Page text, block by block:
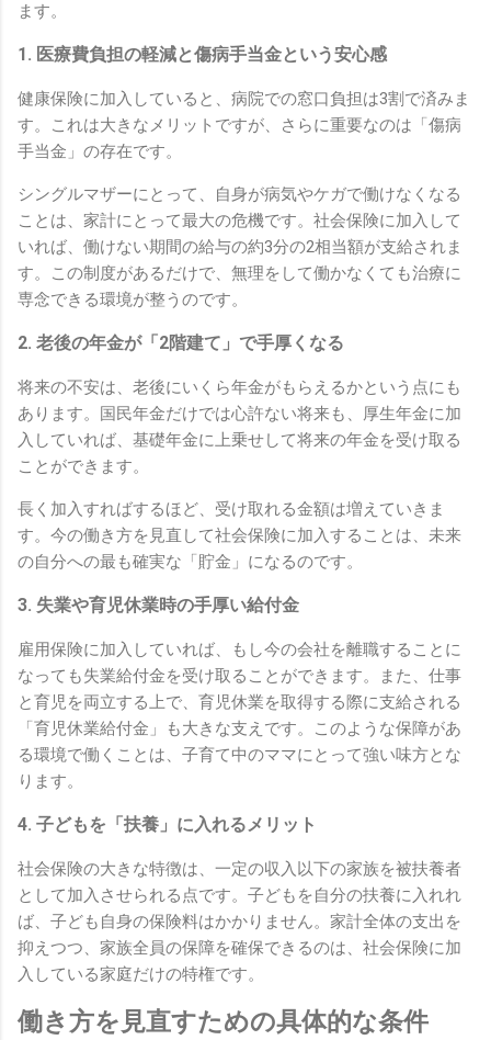
ます。
1. 医療費負担の軽減と傷病手当金という安心感
健康保険に加入していると、病院での窓口負担は3割で済みま
す。これは大きなメリットですが、さらに重要なのは「傷病
手当金」の存在です。
シングルマザーにとって、自身が病気やケガで働けなくなる
ことは、家計にとって最大の危機です。社会保険に加入して
いれば、働けない期間の給与の約3分の2相当額が支給されま
す。この制度があるだけで、無理をして働かなくても治療に
専念できる環境が整うのです。
2. 老後の年金が「2階建て」で手厚くなる
将来の不安は、老後にいくら年金がもらえるかという点にも
あります。国民年金だけでは心許ない将来も、厚生年金に加
入していれば、基礎年金に上乗せして将来の年金を受け取る
ことができます。
長く加入すればするほど、受け取れる金額は増えていきま
す。今の働き方を見直して社会保険に加入することは、未来
の自分への最も確実な「貯金」になるのです。
3. 失業や育児休業時の手厚い給付金
雇用保険に加入していれば、もし今の会社を離職することに
なっても失業給付金を受け取ることができます。また、仕事
と育児を両立する上で、育児休業を取得する際に支給される
「育児休業給付金」も大きな支えです。このような保障があ
る環境で働くことは、子育て中のママにとって強い味方とな
ります。
4. 子どもを「扶養」に入れるメリット
社会保険の大きな特徴は、一定の収入以下の家族を被扶養者
として加入させられる点です。子どもを自分の扶養に入れれ
ば、子ども自身の保険料はかかりません。家計全体の支出を
抑えつつ、家族全員の保障を確保できるのは、社会保険に加
入している家庭だけの特権です。
働き方を見直すための具体的な条件